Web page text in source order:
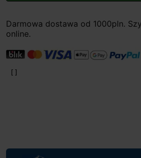
Darmowa dostawa od 1000pln.
online.